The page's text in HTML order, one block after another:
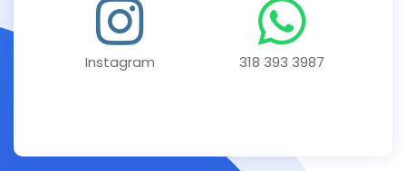
Instagram 318 393 3987